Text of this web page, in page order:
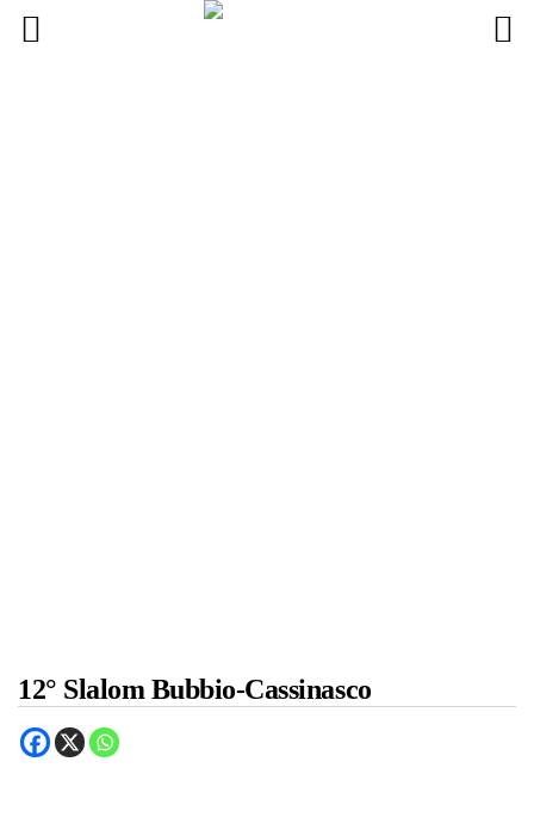
12° Slalom Bubbio-Cassinasco